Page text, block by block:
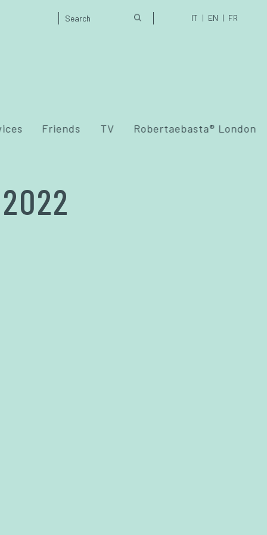
IT EN FR
Friends TV Robertaebasta® London